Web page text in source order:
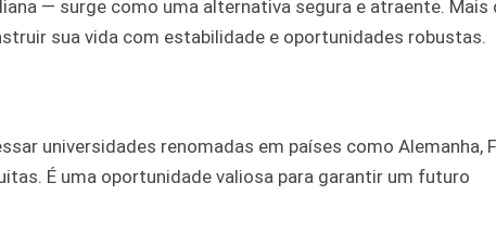
— surge como uma alternativa segura e atraente. Mais
sua vida com estabilidade e oportunidades robustas.
universidades renomadas em países como Alemanha,
É uma oportunidade valiosa para garantir um futuro